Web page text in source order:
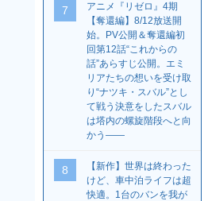
7
アニメ『リゼロ』4期
【奪還編】8/12放送開
始。PV公開＆奪還編初
回第12話“これからの
話”あらすじ公開。エミ
リアたちの想いを受け取
り“ナツキ・スバル”とし
て戦う決意をしたスバル
は塔内の螺旋階段へと向
かう――
8
【新作】世界は終わった
けど、車中泊ライフは超
快適。1台のバンを我が